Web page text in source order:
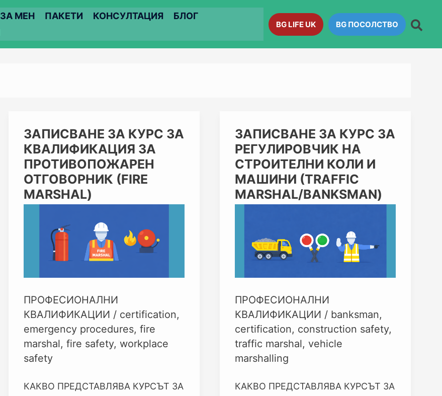
ЗА МЕН ПАКЕТИ КОНСУЛТАЦИЯ
БЛОГ
BG LIFE UK BG ПОСОЛСТВО
ЗАПИСВАНЕ ЗА КУРС ЗА
КВАЛИФИКАЦИЯ ЗА
ПРОТИВОПОЖАРЕН
ОТГОВОРНИК (FIRE
MARSHAL)
ПРОФЕСИОНАЛНИ
КВАЛИФИКАЦИИ / certification,
emergency procedures, fire
marshal, fire safety, workplace
safety
КАКВО ПРЕДСТАВЛЯВА КУРСЪТ ЗА
ЗАПИСВАНЕ
ЗА
КУРС
ЗА
КВАЛИФИКАЦИЯ
ЗА
ПРОТИВОПОЖАРЕН
ОТГОВОРНИК
ЗАПИСВАНЕ ЗА КУРС ЗА
РЕГУЛИРОВЧИК НА
СТРОИТЕЛНИ КОЛИ И
МАШИНИ (TRAFFIC
MARSHAL/BANKSMAN)
ПРОФЕСИОНАЛНИ
КВАЛИФИКАЦИИ / banksman,
certification, construction safety,
traffic marshal, vehicle
marshalling
КАКВО ПРЕДСТАВЛЯВА КУРСЪТ ЗА
ЗАПИСВАНЕ
ЗА
КУРС
ЗА
РЕГУЛИРОВЧИК
НА
СТРОИТЕЛНИ
КОЛИ
MARSHAL/BANKSMAN)